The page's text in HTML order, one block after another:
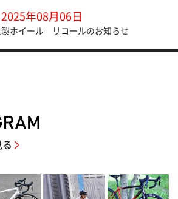
2025年08月06日
製ホイール リコールのお知らせ